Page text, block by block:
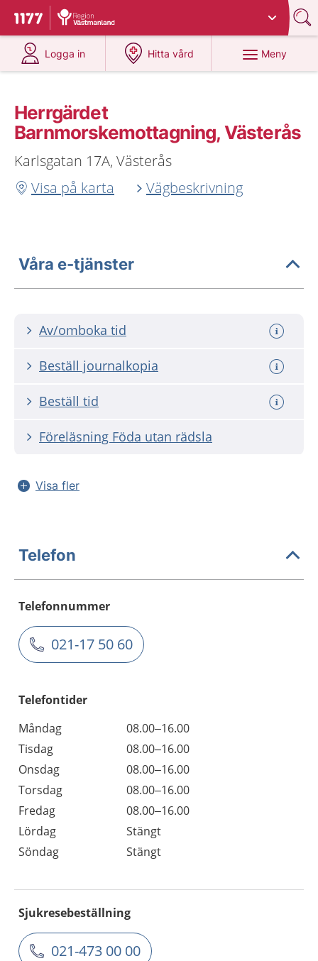
Till startsidan för 1177
Du har valt region
Logga in
på 1177.se
Hitta vård
på 1177.se
Meny
Herrgärdet
Barnmorskemottagning, Västerås
Karlsgatan 17A, Västerås
Visa på karta
Vägbeskrivning
Våra e-tjänster
Av/omboka tid
Beställ journalkopia
Beställ tid
Föreläsning Föda utan rädsla
Visa fler
Telefon
Telefonnummer
021-17 50 60
Telefontider
Måndag
08.00–16.00
Tisdag
08.00–16.00
Onsdag
08.00–16.00
Torsdag
08.00–16.00
Fredag
08.00–16.00
Lördag
Stängt
Söndag
Stängt
Sjukresebeställning
021-473 00 00